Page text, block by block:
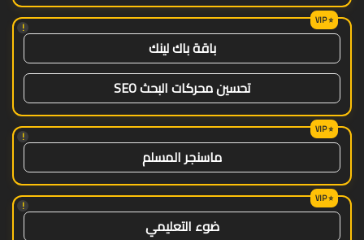
!
باقة باك لينك
تحسين محركات البحث SEO
!
ماسنجر المسلم
!
ضوء التعليمي